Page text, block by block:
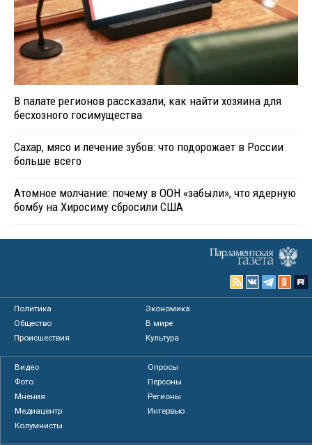
В палате регионов рассказали, как найти хозяина для
бесхозного госимущества
Сахар, мясо и лечение зубов: что подорожает в России
больше всего
Атомное молчание: почему в ООН «забыли», что ядерную
бомбу на Хиросиму сбросили США
Политика
Экономика
Общество
В мире
Происшествия
Культура
Видео
Опросы
Фото
Персоны
Мнения
Регионы
Медиацентр
Интервью
Колумнисты